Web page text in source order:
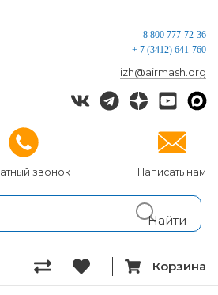
звонок Написать нам
8 800 777-72-36
+ 7 (3412) 641-760
izh@airmash.org
Корзина